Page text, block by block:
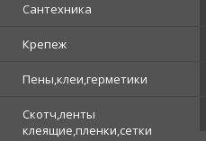
Сантехника
Крепеж
Пены,клеи,герметики
Скотч,ленты
клеящие,пленки,сетки